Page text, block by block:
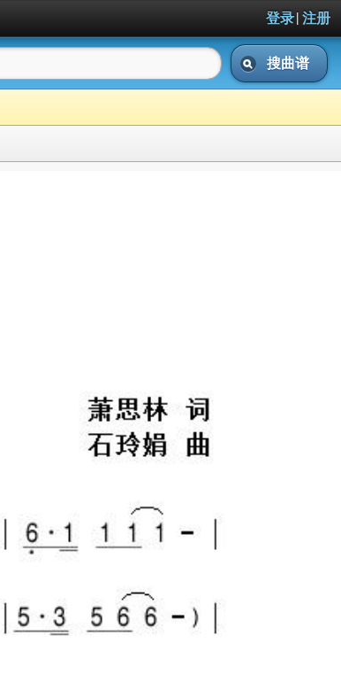
登录| 注册
搜曲谱